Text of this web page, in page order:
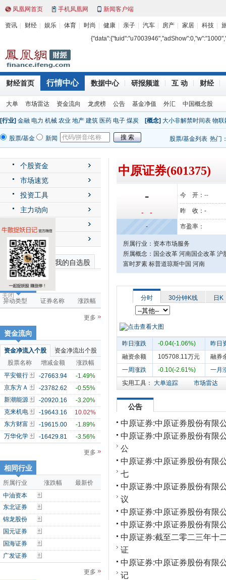
关闭
凤凰网首页 手机凤凰网 新闻客户端
资讯 财经 娱乐 体育 时尚 健康 亲子 汽车 房产 家居 科技
财经首页 行情中心 数据中心 研报频道 互 动 财经
大单 市场雷达 资金流向 龙虎榜 公告 基金净值 外汇 中国概念股
[行业] 金融 电力 机械 农业 地产 建筑 医药 电子 煤炭 [概念] 大小非解禁时间表 物联
股票/基金 新闻 股票/基金列表 热门
个股资金
市场速览
投资工具
主力动向
送配解禁
最近浏览个股 我的自选股
市场雷达
异动类型 证券名称 涨跌幅
更多
资金流向
资金净流入个股
资金净流出个股
股票名称
增减金额
涨跌幅
平安银行
-27663.94
-1.49%
京东方Ａ
-23782.62
-0.55%
新潮能源
-20920.16
-3.20%
克来机电
-19643.16
10.02%
东方财富
-19615.00
-1.89%
万华化学
-16429.81 -3.56%
更多
相同行业
所属行业 涨跌幅
最新价
中油资本
东北证券
锦龙股份
国元证券
国海证券
广发证券
更多
中原证券(601375)
-
- -
-
今 开： --
昨 收： -
市盈率：
所属行业：资本市场服务
所属概念：国企改革 河南国企改革
富时罗素 标普道琼斯中国 河南
分时 30分钟K线 日K
昨日涨跌 -0.04(-1.06%)
昨日
融资余额
105708.11万元
融券
一周涨跌
-0.10(-2.61%)
一月
实用工具： 大单追踪 市场雷达
公告
中原证券:中原证券股份有限
中原证券:中原证券股份有限
公
中原证券:中原证券股份有限
七
中原证券:中原证券股份有限
议
中原证券:中原证券股份有限
中原证券:中原证券股份有限
中原证券:截至二零二三年十
证
中原证券:中原证券股份有限
记